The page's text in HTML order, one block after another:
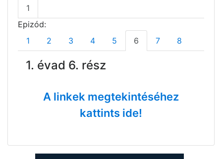
1
Epizód:
1
2 3 4 5 6 7 8
1. évad 6. rész
A linkek megtekintéséhez
kattints ide!